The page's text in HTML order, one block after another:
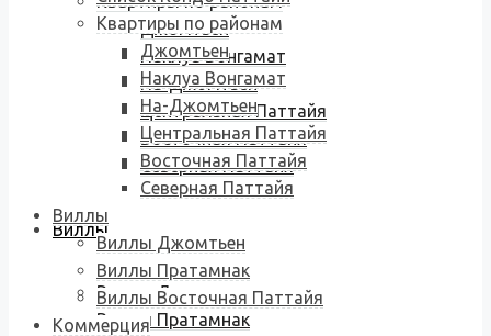
Джомтьен
Наклуа Вонгамат
На-Джомтьен
Центральная Паттайя
Восточная Паттайя
Северная Паттайя
Виллы
Виллы Джомтьен
Виллы Пратамнак
Квартиры по районам
Джомтьен
Наклуа Вонгамат
На-Джомтьен
Центральная Паттайя
Восточная Паттайя
Северная Паттайя
Виллы
Виллы Джомтьен
Виллы Пратамнак
Виллы Восточная Паттайя
Коммерция